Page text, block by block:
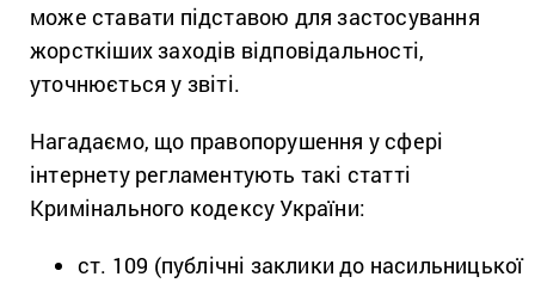
може ставати підставою для застосування
жорсткіших заходів відповідальності,
уточнюється у звіті.
Нагадаємо, що правопорушення у сфері
інтернету регламентують такі статті
Кримінального кодексу України:
ст. 109 (публічні заклики до насильницької